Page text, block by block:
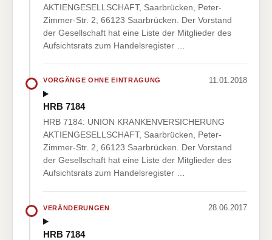
AKTIENGESELLSCHAFT, Saarbrücken, Peter-
Zimmer-Str. 2, 66123 Saarbrücken. Der Vorstand
der Gesellschaft hat eine Liste der Mitglieder des
Aufsichtsrats zum Handelsregister …
VORGÄNGE OHNE EINTRAGUNG 11.01.2018
HRB 7184
HRB 7184: UNION KRANKENVERSICHERUNG
AKTIENGESELLSCHAFT, Saarbrücken, Peter-
Zimmer-Str. 2, 66123 Saarbrücken. Der Vorstand
der Gesellschaft hat eine Liste der Mitglieder des
Aufsichtsrats zum Handelsregister …
VERÄNDERUNGEN 28.06.2017
HRB 7184